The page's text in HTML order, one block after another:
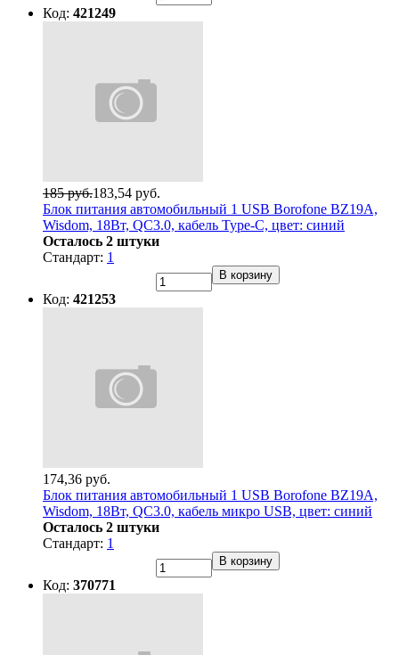
Код: 421249
183,54 руб.
185 руб.
Блок питания автомобильный 1 USB Borofone BZ19A,
Wisdom, 18Вт, QC3.0, кабель Type-C, цвет: синий
Осталось 2 штуки
Стандарт: 1
В корзину
Код: 421253
174,36 руб.
Блок питания автомобильный 1 USB Borofone BZ19A,
Wisdom, 18Вт, QC3.0, кабель микро USB, цвет: синий
Осталось 2 штуки
Стандарт: 1
В корзину
Код: 370771